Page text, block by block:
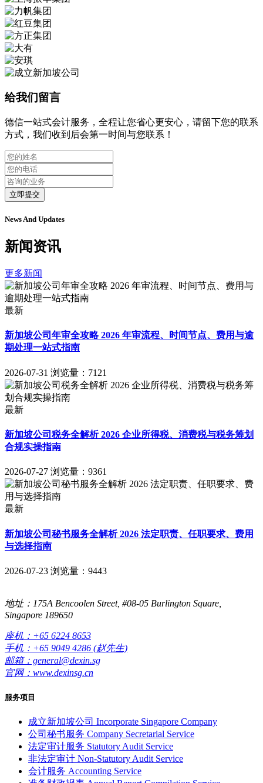
给我们留言
德信一站式会计服务，全程让您省心更安心，请留下您的联系
方式，我们收到后会第一时间与您联系！
立即提交
News And Updates
新闻资讯
更多新闻
最新
新加坡公司年审全攻略 2026 年审流程、时间节点、费用与逾
期处理一站式指南
2026-07-31 浏览量：7121
最新
新加坡公司税务全解析 2026 企业所得税、消费税与税务筹划
合规实操指南
2026-07-27 浏览量：9361
最新
新加坡公司秘书服务全解析 2026 法定职责、任职要求、费用
与选择指南
2026-07-23 浏览量：9443
地址：175A Bencoolen Street, #08-05 Burlington Square,
Singapore 189650
座机：+65 6224 8653
手机：+65 9049 4286 (赵先生)
邮箱：general@dexin.sg
官网：www.dexinsg.cn
服务项目
成立新加坡公司 Incorporate Singapore Company
公司秘书服务 Company Secretarial Service
法定审计服务 Statutory Audit Service
非法定审计 Non-Statutory Audit Service
会计服务 Accounting Service